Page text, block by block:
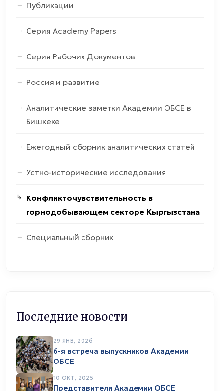
Публикации
Серия Academy Papers
Серия Рабочих Документов
Россия и развитие
Аналитические заметки Академии ОБСЕ в
Бишкеке
Ежегодный сборник аналитических статей
Устно-исторические исследования
Конфликточувствительность в
горнодобывающем секторе Кыргызстана
Специальный сборник
Последние новости
29 ЯНВ, 2026
6-я встреча выпускников Академии
ОБСЕ
10 ОКТ, 2025
Представители Академии ОБСЕ